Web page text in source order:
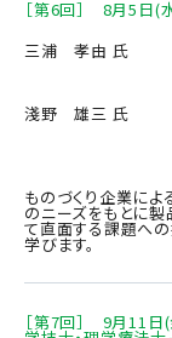
［第6回］ 8月5日(
三浦 孝由 氏
淺野 雄三 氏
ものづくり企業に
のニーズをもとに
て直面する課題へ
学びます。
［第7回］ 9月11